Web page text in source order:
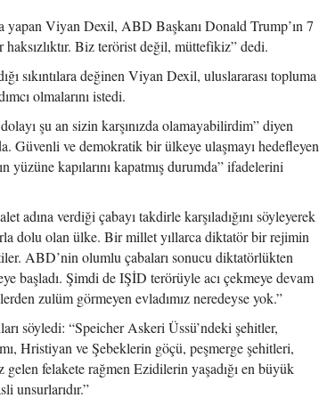
Viyan Dexil, ABD Başkanı Donald Trump’ın 7
Biz terörist değil, müttefikiz” dedi.
sıkıntılara değinen Viyan Dexil, uluslararası topluma
olmalarını istedi.
şu an sizin karşınızda olamayabilirdim” diyen
Güvenli ve demokratik bir ülkeye ulaşmayı hedefleyen
kapılarını kapatmış durumda” ifadelerini
adına verdiği çabayı takdirle karşıladığını söyleyerek
dolu olan ülke. Bir millet yıllarca diktatör bir rejimin
ABD’nin olumlu çabaları sonucu diktatörlükten
başladı. Şimdi de IŞİD terörüyle acı çekmeye devam
zulüm görmeyen evladımız neredeyse yok.”
söyledi: “Speicher Askeri Üssü’ndeki şehitler,
Hristiyan ve Şebeklerin göçü, peşmerge şehitleri,
gelen felakete rağmen Ezidilerin yaşadığı en büyük
unsurlarıdır.”